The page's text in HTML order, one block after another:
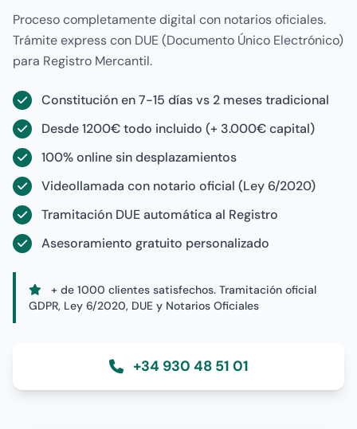
Proceso completamente digital con notarios oficiales.
Trámite express con DUE (Documento Único Electrónico)
para Registro Mercantil.
Constitución en 7-15 días vs 2 meses tradicional
Desde 1200€ todo incluido (+ 3.000€ capital)
100% online sin desplazamientos
Videollamada con notario oficial (Ley 6/2020)
Tramitación DUE automática al Registro
Asesoramiento gratuito personalizado
+ de 1000 clientes satisfechos. Tramitación oficial
GDPR, Ley 6/2020, DUE y Notarios Oficiales
+34 930 48 51 01